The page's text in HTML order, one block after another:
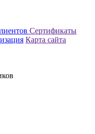
Сертификаты
Карта сайта